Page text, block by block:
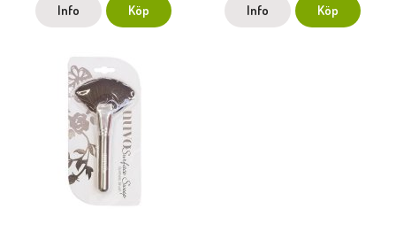
Info Köp Info Köp